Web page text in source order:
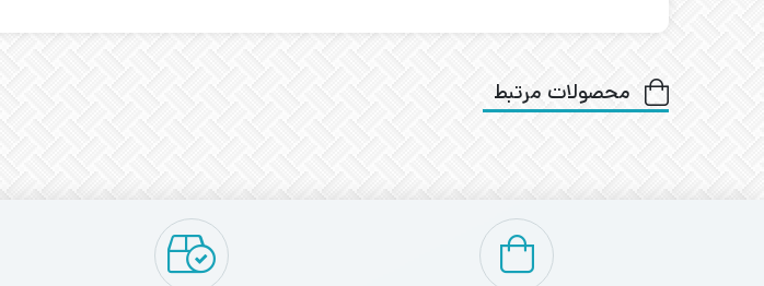
محصولات مرتبط